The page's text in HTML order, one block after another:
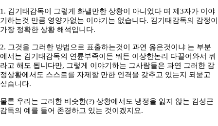
1. 김기태감독이 그렇게 화낼만한 상황이 아니었다 며 제3자가 이야
기하는것 만큼 영양가없는 이야기는 없습니다. 김기태감독의 감정이
가장 정확한 상황 해석입니다.
2. 그것을 그러한 방법으로 표출하는것이 과연 옳은것이냐 는 부분
에서는 김기태감독의 연륜부족이든 뭐든 이상한논리 다끌어와서 뭐
라고 해도 됩니다만, 그렇게 이야기하는 그사람들은 과연 그러한 감
정상황에서도 스스로를 자제할 만한 인격을 갖추고 있는지 되묻고
싶습니다.
물론 우리는 그러한 비슷한(?) 상황에서도 냉정을 잃지 않는 김성근
감독의 예를 들어 존경하고 있는 것이겠지요.